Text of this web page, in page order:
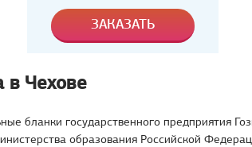
в Чехове
бланки государственного предприятия
образования Российской